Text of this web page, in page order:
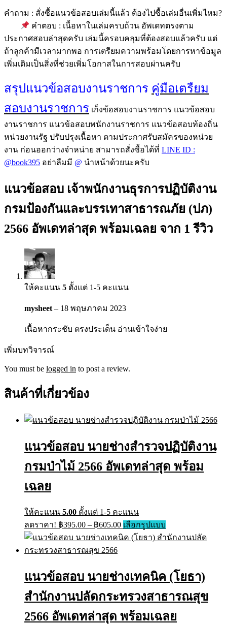
คำถาม : สั่งซื้อแนวข้อสอบเล่มนี้แล้ว ต้องไปซื้อเล่มอื่นเพิ่มไหม?
คำตอบ : เนื้อหาในเล่มครบถ้วน อัพเดทตรงตาม
ประกาศสอบล่าสุดครับ เล่มนี้ครอบคลุมที่ต้องสอบแล้วครับ แต่
ถ้าลูกค้ามีเวลามากพอ การเตรียมความพร้อมโดยการหาข้อมูล
เพิ่มเติมเป็นสิ่งที่ช่วยเพิ่มโอกาสในการสอบผ่านครับ
สรุปแนวข้อสอบงานราชการ คู่มือเตรืยม
สอบงานราชการ เก็งข้อสอบงานราชการ แนวข้อสอบ
งานราชการ แนวข้อสอบพนักงานราชการ แนวข้อสอบท้องถิ่น
หน่วยงานรัฐ ปรับปรุงเนื้อหา ตามประกาศรับสมัครของหน่วย
งาน ก่อนออกว่างจำหน่าย สามารถสั่งซื้อได้ที่ LINE ID :
@book395 อย่าลืมมี @ นำหน้าด้วยนะครับ
แนวข้อสอบ เจ้าพนักงานธุรการปฏิบัติงาน
กรมป้องกันและบรรเทาสาธารณภัย (ปภ)
2566 อัพเดทล่าสุด พร้อมเฉลย จาก 1 รีวิว
ให้คะแนน 5 ตั้งแต่ 1-5 คะแนน
mysheet – 18 พฤษภาคม 2023
เนื้อหากระชับ ตรงประเด็น อ่านเข้าใจง่าย
เพิ่มบทวิจารณ์
You must be logged in to post a review.
สินค้าที่เกี่ยวข้อง
แนวข้อสอบ นายช่างสำรวจปฏิบัติงาน
กรมป่าไม้ 2566 อัพเดทล่าสุด พร้อม
เฉลย
ให้คะแนน 5.00 ตั้งแต่ 1-5 คะแนน
ลดราคา! ฿395.00 – ฿605.00 เลือกรูปแบบ
แนวข้อสอบ นายช่างเทคนิค (โยธา)
สำนักงานปลัดกระทรวงสาธารณสุข
2566 อัพเดทล่าสุด พร้อมเฉลย